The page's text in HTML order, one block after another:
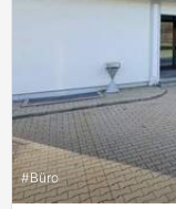
#Büro